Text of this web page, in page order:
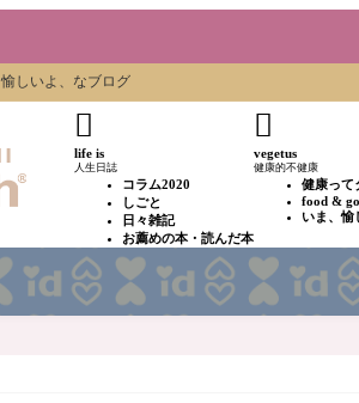
しいよ、なブログ

life is
人生日誌
コラム2020
しごと
日々雑記
お薦めの本・読んだ本

vegetus
健康的不健康
健康って
food &
いま、愉